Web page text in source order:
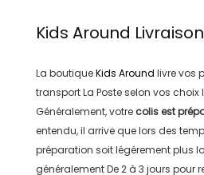
Kids Around Livraison
La boutiqueKids Around livre vos
transportLa Posteselon vos choix
Généralement, votre colis est
entendu, il arrive que lors des
préparation soit légérement plus
généralementDe 2 à 3 jours pour